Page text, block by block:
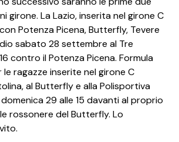
girone. La Lazio, inserita nel girone C
Potenza Picena, Butterfly, Tevere
sabato 28 settembre al Tre
contro il Potenza Picena. Formula
ragazze inserite nel girone C
al Butterfly e alla Polisportiva
29 alle 15 davanti al proprio
rossonere del Butterfly. Lo